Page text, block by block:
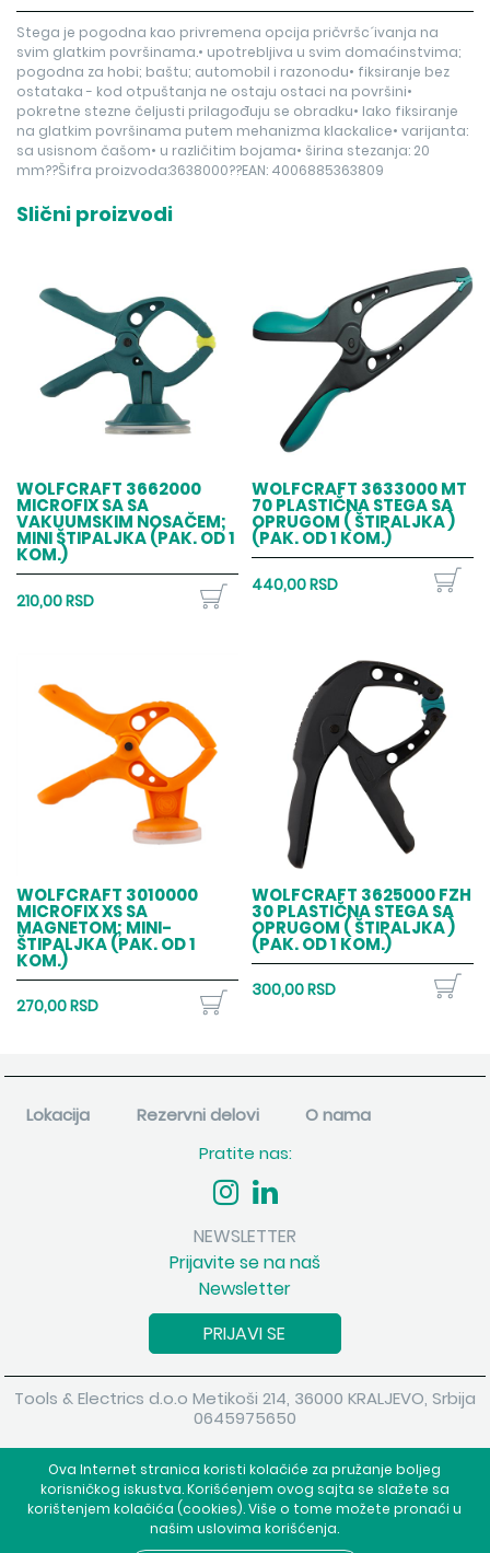
Ova Internet stranica koristi kolačiće za pružanje boljeg
korisničkog iskustva. Korišćenjem ovog sajta se slažete sa
korištenjem kolačića (cookies). Više o tome možete pronaći u
našim uslovima korišćenja.
Stega je pogodna kao privremena opcija pričvršc´ivanja na
svim glatkim površinama.• upotrebljiva u svim domaćinstvima;
pogodna za hobi; baštu; automobil i razonodu• fiksiranje bez
ostataka - kod otpuštanja ne ostaju ostaci na površini•
pokretne stezne čeljusti prilagođuju se obradku• lako fiksiranje
na glatkim površinama putem mehanizma klackalice• varijanta:
sa usisnom čašom• u različitim bojama• širina stezanja: 20
mm??Šifra proizvoda:3638000??EAN: 4006885363809
Slični proizvodi
WOLFCRAFT 3662000
MICROFIX SA SA
VAKUUMSKIM NOSAČEM;
MINI ŠTIPALJKA (PAK. OD 1
KOM.)
210,00 RSD
WOLFCRAFT 3633000 MT
70 PLASTIČNA STEGA SA
OPRUGOM ( ŠTIPALJKA )
(PAK. OD 1 KOM.)
440,00 RSD
WOLFCRAFT 3010000
MICROFIX XS SA
MAGNETOM; MINI-
ŠTIPALJKA (PAK. OD 1
KOM.)
270,00 RSD
WOLFCRAFT 3625000 FZH
30 PLASTIČNA STEGA SA
OPRUGOM ( ŠTIPALJKA )
(PAK. OD 1 KOM.)
300,00 RSD
Lokacija Rezervni delovi
O nama
Pratite nas:
NEWSLETTER
Prijavite se na naš
Newsletter
PRIJAVI SE
Tools & Electrics d.o.o Metikoši 214, 36000 KRALJEVO, Srbija
0645975650
Powered byshopen.com